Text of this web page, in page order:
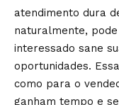
atendimento dura
naturalmente,
interessado sane
oportunidades.
como para o
ganham tempo e